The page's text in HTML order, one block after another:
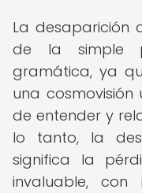
La desaparición
de la simple
gramática, ya
una
de entender y
lo tanto, la
significa la
invaluable, con